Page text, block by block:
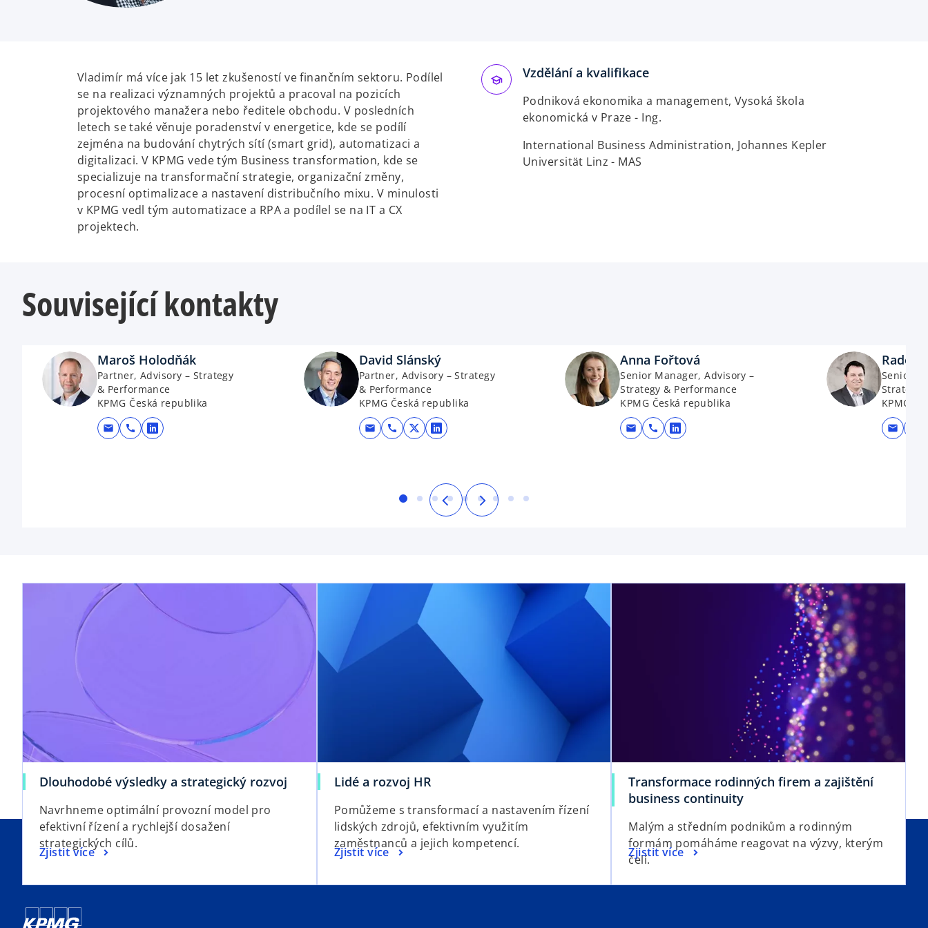
i
n
a
n
e
w
t
a
b
Vladimír má více jak 15 let zkušeností ve finančním sektoru. Podílel
se na realizaci významných projektů a pracoval na pozicích
projektového manažera nebo ředitele obchodu. V posledních
letech se také věnuje poradenství v energetice, kde se podílí
zejména na budování chytrých sítí (smart grid), automatizaci a
digitalizaci. V KPMG vede tým Business transformation, kde se
specializuje na transformační strategie, organizační změny,
procesní optimalizace a nastavení distribučního mixu. V minulosti
v KPMG vedl tým automatizace a RPA a podílel se na IT a CX
projektech.
Vzdělání a kvalifikace
Podniková ekonomika a management, Vysoká škola
ekonomická v Praze - Ing.
International Business Administration, Johannes Kepler
Universität Linz - MAS
Související kontakty
Maroš Holodňák
Partner, Advisory – Strategy
& Performance
KPMG Česká republika
mail call opens in a new tab
David Slánský
Partner, Advisory – Strategy
& Performance
KPMG Česká republika
mail call opens in a new tab
opens in a new tab
Anna Fořtová
Senior Manager, Advisory –
Strategy & Performance
KPMG Česká republika
mail call opens in a new tab
Radek
Senior
Strategy
KPMG
mail
Dlouhodobé výsledky a strategický rozvoj
Navrhneme optimální provozní model pro
efektivní řízení a rychlejší dosažení
strategických cílů.
Zjistit více
Lidé a rozvoj HR
Pomůžeme s transformací a nastavením řízení
lidských zdrojů, efektivním využitím
zaměstnanců a jejich kompetencí.
Zjistit více
Transformace rodinných firem a zajištění
business continuity
Malým a středním podnikům a rodinným
formám pomáháme reagovat na výzvy, kterým
čelí.
Zjistit více